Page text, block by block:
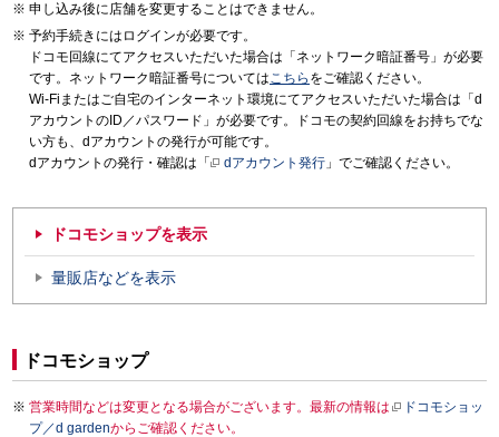
申し込み後に店舗を変更することはできません。
予約手続きにはログインが必要です。
ドコモ回線にてアクセスいただいた場合は「ネットワーク暗証番号」が必要
です。ネットワーク暗証番号についてはこちら をご確認ください。
Wi-Fiまたはご自宅のインターネット環境にてアクセスいただいた場合は「d
アカウントのID／パスワード」が必要です。ドコモの契約回線をお持ちでな
い方も、dアカウントの発行が可能です。
dアカウントの発行・確認は「
dアカウント発行 」でご確認ください。
ドコモショップを表示
量販店などを表示
ドコモショップ
営業時間などは変更となる場合がございます。最新の情報は
ドコモショッ
プ／d gardenからご確認ください。